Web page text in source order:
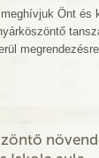
Önt és